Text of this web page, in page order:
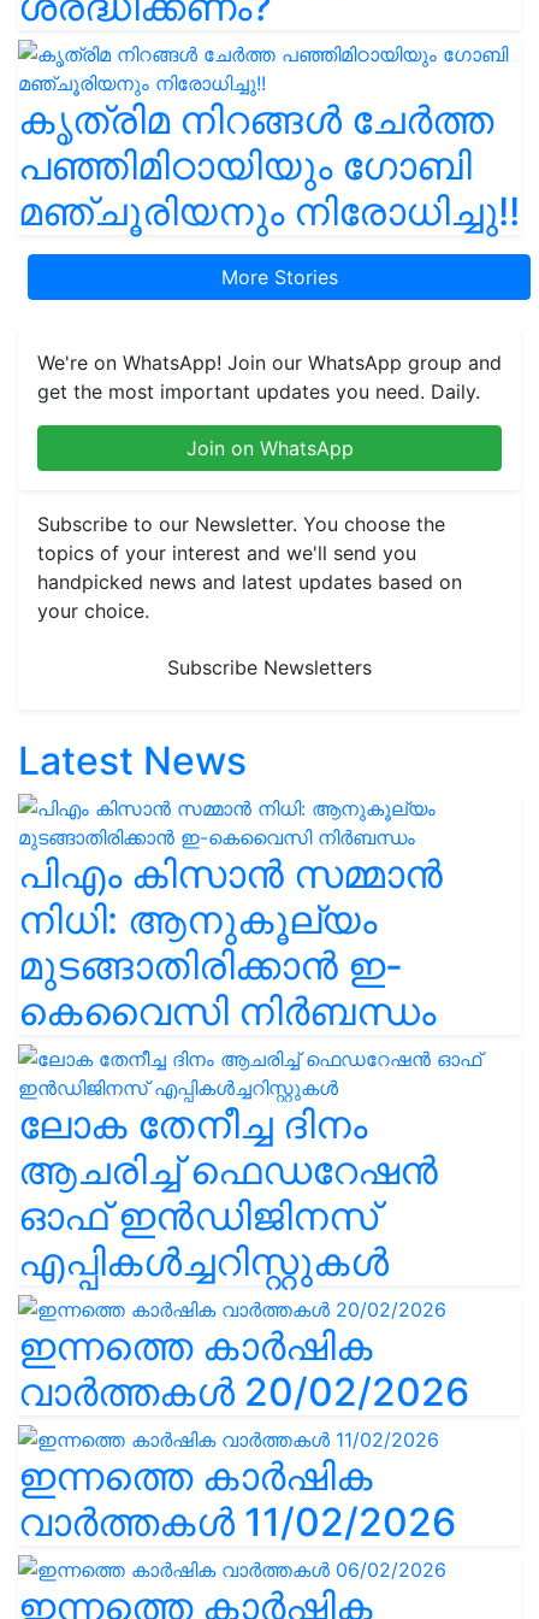
കൃത്രിമ നിറങ്ങൾ ചേർത്ത
പഞ്ഞിമിഠായിയും ഗോബി
മഞ്ചൂരിയനും നിരോധിച്ചു!!
More Stories
We're on WhatsApp! Join our WhatsApp group and
get the most important updates you need. Daily.
Join on WhatsApp
Subscribe to our Newsletter. You choose the
topics of your interest and we'll send you
handpicked news and latest updates based on
your choice.
Subscribe Newsletters
Latest News
പിഎം കിസാൻ സമ്മാൻ
നിധി: ആനുകൂല്യം
മുടങ്ങാതിരിക്കാൻ ഇ-
കെവൈസി നിർബന്ധം
ലോക തേനീച്ച ദിനം
ആചരിച്ച് ഫെഡറേഷൻ
ഓഫ് ഇൻഡിജിനസ്
എപ്പികൾച്ചറിസ്റ്റുകൾ
ഇന്നത്തെ കാർഷിക
വാർത്തകൾ 20/02/2026
ഇന്നത്തെ കാർഷിക
വാർത്തകൾ 11/02/2026
ഇന്നത്തെ കാർഷിക